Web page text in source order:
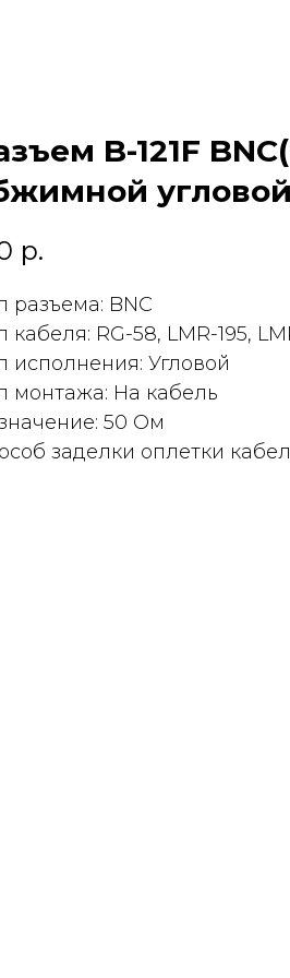
B-121F
угловой
р.
разъема: BNC
кабеля: RG-58, LMR-195,
исполнения: Угловой
монтажа: На кабель
50 Ом
заделки оплетки